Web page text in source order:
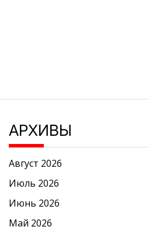
АРХИВЫ
Август 2026
Июль 2026
Июнь 2026
Май 2026